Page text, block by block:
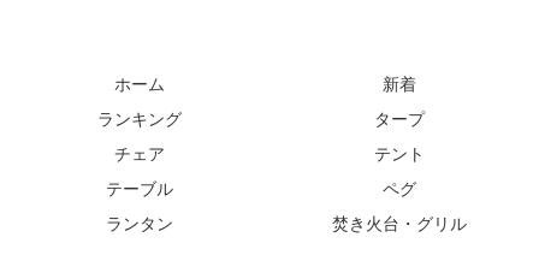
ホーム
新着
ランキング
タープ
チェア
テント
テーブル
ペグ
ランタン
焚き火台・グリル